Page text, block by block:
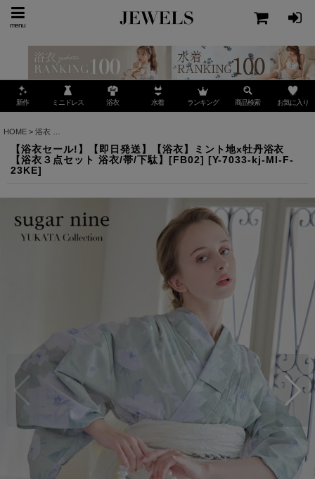
menu
新作 ミニドレス 浴衣 水着 ランキング 商品検索 お気に入り
HOME > 浴衣
【浴衣セール!】【即日発送】【浴衣】ミント地x牡丹浴衣
【浴衣３点セット 浴衣/帯/下駄】[FB02] [Y-7033-kj-MI-F-
23KE]